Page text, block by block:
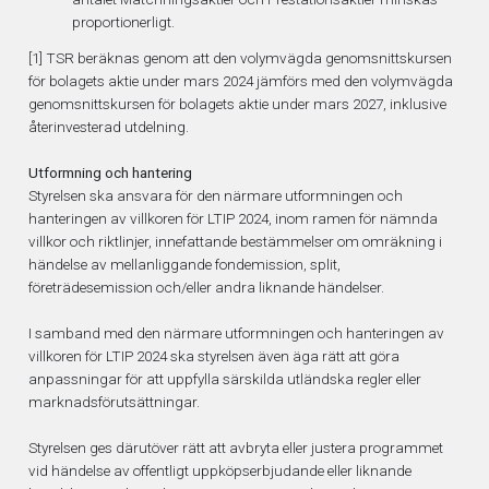
proportionerligt.
[1] TSR beräknas genom att den volymvägda genomsnittskursen
för bolagets aktie under mars 2024 jämförs med den volymvägda
genomsnittskursen för bolagets aktie under mars 2027, inklusive
återinvesterad utdelning.
Utformning och hantering
Styrelsen ska ansvara för den närmare utformningen och
hanteringen av villkoren för LTIP 2024, inom ramen för nämnda
villkor och riktlinjer, innefattande bestämmelser om omräkning i
händelse av mellanliggande fondemission, split,
företrädesemission och/eller andra liknande händelser.
I samband med den närmare utformningen och hanteringen av
villkoren för LTIP 2024 ska styrelsen även äga rätt att göra
anpassningar för att uppfylla särskilda utländska regler eller
marknadsförutsättningar.
Styrelsen ges därutöver rätt att avbryta eller justera programmet
vid händelse av offentligt uppköpserbjudande eller liknande